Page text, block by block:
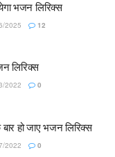
भजन लिरिक्स
2025 12
लिरिक्स
2022 0
हो जाए भजन लिरिक्स
2022 0